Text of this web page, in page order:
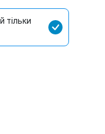
тільки